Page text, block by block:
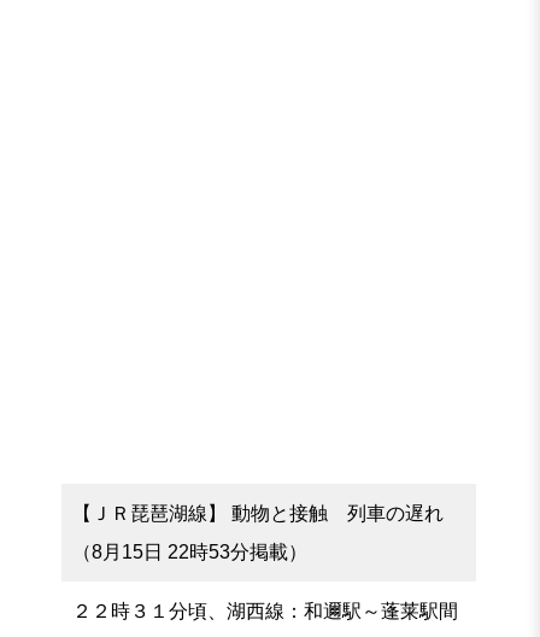
【ＪＲ琵琶湖線】 動物と接触 列車の遅れ
（8月15日 22時53分掲載）
２２時３１分頃、湖西線：和邇駅～蓬莱駅間